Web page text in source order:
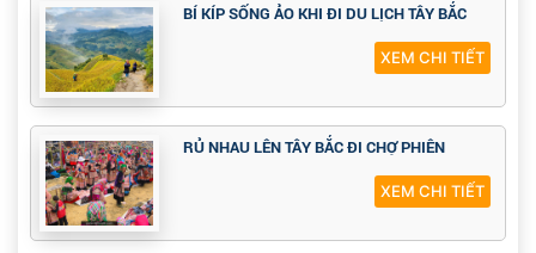
BÍ KÍP SỐNG ẢO KHI ĐI DU LỊCH TÂY BẮC
XEM CHI TIẾT
RỦ NHAU LÊN TÂY BẮC ĐI CHỢ PHIÊN
XEM CHI TIẾT